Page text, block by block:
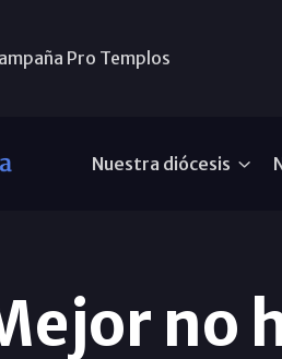
Pro Templos
Nuestra diócesis
no